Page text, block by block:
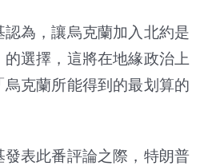
為，讓烏克蘭加入北約是
選擇，這將在地緣政治上
克蘭所能得到的最划算的
表此番評論之際，特朗普